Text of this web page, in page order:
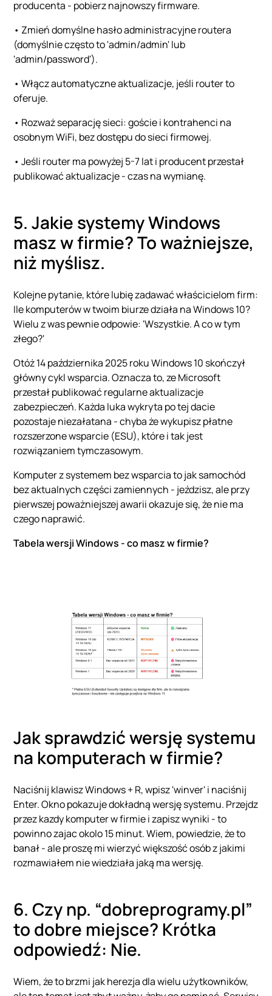
producenta - pobierz najnowszy firmware.
• Zmień domyślne hasło administracyjne routera
(domyślnie często to 'admin/admin' lub
'admin/password').
• Włącz automatyczne aktualizacje, jeśli router to
oferuje.
• Rozważ separację sieci: goście i kontrahenci na
osobnym WiFi, bez dostępu do sieci firmowej.
• Jeśli router ma powyżej 5-7 lat i producent przestał
publikować aktualizacje - czas na wymianę.
5. Jakie systemy Windows
masz w firmie? To ważniejsze,
niż myślisz.
Kolejne pytanie, które lubię zadawać właścicielom firm:
Ile komputerów w twoim biurze działa na Windows 10?
Wielu z was pewnie odpowie: 'Wszystkie. A co w tym
złego?'
Otóż 14 października 2025 roku Windows 10 skończył
główny cykl wsparcia. Oznacza to, ze Microsoft
przestał publikować regularne aktualizacje
zabezpieczeń. Każda luka wykryta po tej dacie
pozostaje niezałatana - chyba że wykupisz płatne
rozszerzone wsparcie (ESU), które i tak jest
rozwiązaniem tymczasowym.
Komputer z systemem bez wsparcia to jak samochód
bez aktualnych części zamiennych - jeździsz, ale przy
pierwszej poważniejszej awarii okazuje się, że nie ma
czego naprawić.
Tabela wersji Windows - co masz w firmie?
Jak sprawdzić wersję systemu
na komputerach w firmie?
Naciśnij klawisz Windows + R, wpisz 'winver' i naciśnij
Enter. Okno pokazuje dokładną wersję systemu. Przejdz
przez kazdy komputer w firmie i zapisz wyniki - to
powinno zajac okolo 15 minut. Wiem, powiedzie, że to
banał - ale proszę mi wierzyć większość osób z jakimi
rozmawiałem nie wiedziała jaką ma wersję.
6. Czy np. “dobreprogramy.pl”
to dobre miejsce? Krótka
odpowiedź: Nie.
Wiem, że to brzmi jak herezja dla wielu użytkowników,